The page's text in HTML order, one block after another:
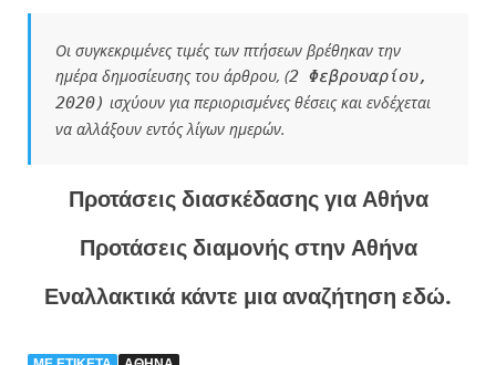
Οι συγκεκριμένες τιμές των πτήσεων βρέθηκαν την
ημέρα δημοσίευσης του άρθρου, (2 Φεβρουαρίου,
2020) ισχύουν για περιορισμένες θέσεις και ενδέχεται
να αλλάξουν εντός λίγων ημερών.
Προτάσεις διασκέδασης για Αθήνα
Προτάσεις διαμονής στην Αθήνα
Εναλλακτικά κάντε μια αναζήτηση εδώ.